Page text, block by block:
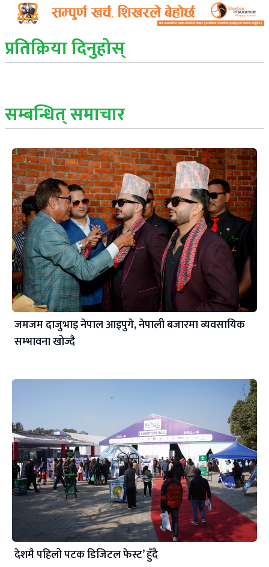
प्रतिक्रिया दिनुहोस्
सम्बन्धित् समाचार
जमजम दाजुभाइ नेपाल आइपुगे, नेपाली बजारमा व्यवसायिक
सम्भावना खोज्दै
देशमै पहिलो पटक डिजिटल फेस्ट’ हुँदै